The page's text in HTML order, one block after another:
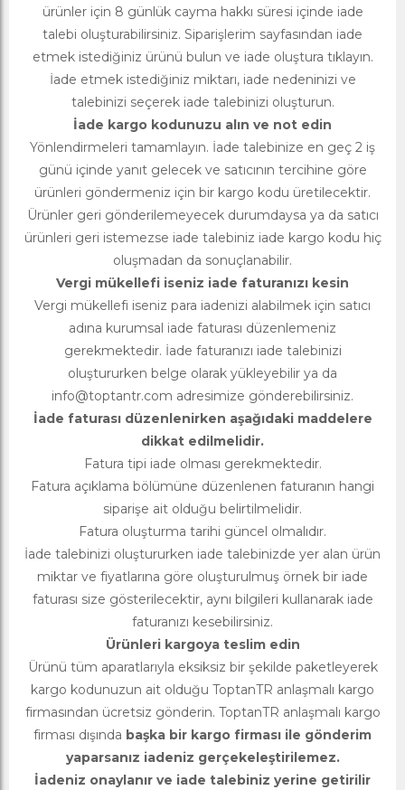
ürünler için 8 günlük cayma hakkı süresi içinde iade
talebi oluşturabilirsiniz. Siparişlerim sayfasından iade
etmek istediğiniz ürünü bulun ve iade oluştura tıklayın.
İade etmek istediğiniz miktarı, iade nedeninizi ve
talebinizi seçerek iade talebinizi oluşturun.
İade kargo kodunuzu alın ve not edin
Yönlendirmeleri tamamlayın. İade talebinize en geç 2 iş
günü içinde yanıt gelecek ve satıcının tercihine göre
ürünleri göndermeniz için bir kargo kodu üretilecektir.
Ürünler geri gönderilemeyecek durumdaysa ya da satıcı
ürünleri geri istemezse iade talebiniz iade kargo kodu hiç
oluşmadan da sonuçlanabilir.
Vergi mükellefi iseniz iade faturanızı kesin
Vergi mükellefi iseniz para iadenizi alabilmek için satıcı
adına kurumsal iade faturası düzenlemeniz
gerekmektedir. İade faturanızı iade talebinizi
oluştururken belge olarak yükleyebilir ya da
info@toptantr.com adresimize gönderebilirsiniz.
İade faturası düzenlenirken aşağıdaki maddelere
dikkat edilmelidir.
Fatura tipi iade olması gerekmektedir.
Fatura açıklama bölümüne düzenlenen faturanın hangi
siparişe ait olduğu belirtilmelidir.
Fatura oluşturma tarihi güncel olmalıdır.
İade talebinizi oluştururken iade talebinizde yer alan ürün
miktar ve fiyatlarına göre oluşturulmuş örnek bir iade
faturası size gösterilecektir, aynı bilgileri kullanarak iade
faturanızı kesebilirsiniz.
Ürünleri kargoya teslim edin
Ürünü tüm aparatlarıyla eksiksiz bir şekilde paketleyerek
kargo kodunuzun ait olduğu ToptanTR anlaşmalı kargo
firmasından ücretsiz gönderin. ToptanTR anlaşmalı kargo
firması dışında başka bir kargo firması ile gönderim
yaparsanız iadeniz gerçekeleştirilemez.
İadeniz onaylanır ve iade talebiniz yerine getirilir